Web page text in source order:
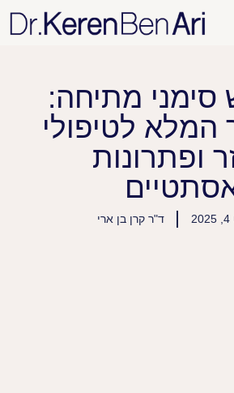
מתיחה:
המלא לטיפולי
ופתרונות
ד"ר קרן בן ארי